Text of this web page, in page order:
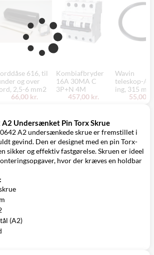
616, til
og over
2,5-6 mm2
66,00 kr.
Kombiafbryder
16A 30MA C
3P+N 4M
457,00 kr.
Wavin
teleskop-/
ing, 315 mm
55,00
Undersænket Pin Torx Skrue
A2 undersænkede skrue er fremstillet i
gevind. Den er designet med en pin Torx-
sikker og effektiv fastgørelse. Skruen er ideel
hvor der kræves en holdbar
(A2)